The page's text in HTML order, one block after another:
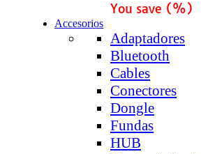
You save (%)
Accesorios
Adaptadores
Bluetooth
Cables
Conectores
Dongle
Fundas
HUB